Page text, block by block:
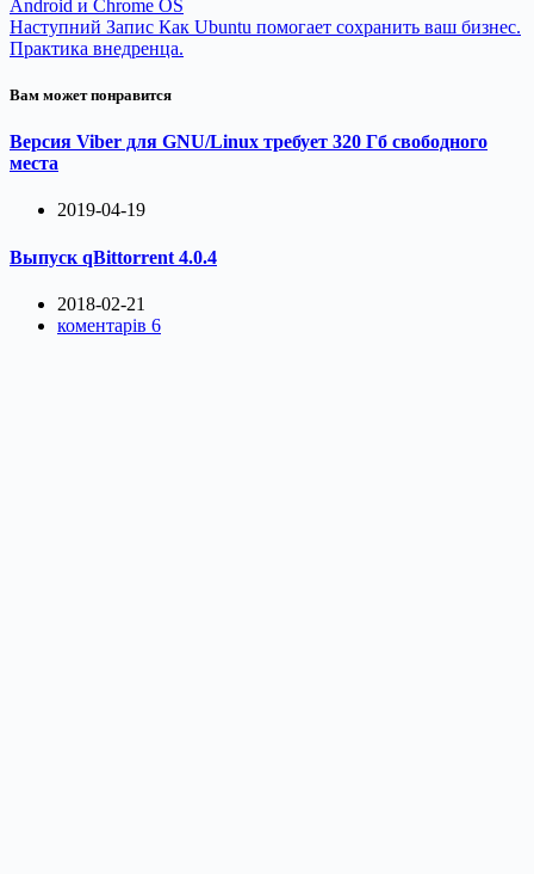
Android и Chrome OS
Наступний Запис Как Ubuntu помогает сохранить ваш бизнес.
Практика внедренца.
Вам может понравится
Версия Viber для GNU/Linux требует 320 Гб свободного
места
2019-04-19
Выпуск qBittorrent 4.0.4
2018-02-21
коментарів 6